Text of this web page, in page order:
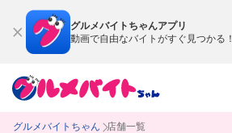
グルメバイトちゃんアプリ
動画で自由なバイトがすぐ見つかる！
グルメバイトちゃん 店舗一覧